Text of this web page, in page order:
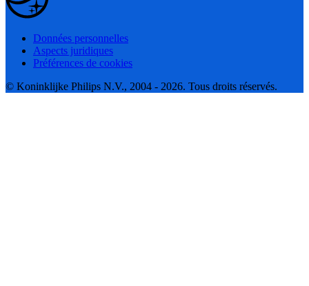
Données personnelles
Aspects juridiques
Préférences de cookies
© Koninklijke Philips N.V., 2004 - 2026. Tous droits réservés.